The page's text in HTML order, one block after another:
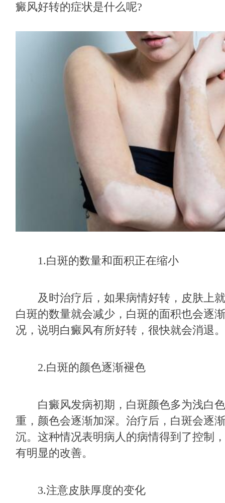
癜风好转的症状是什么呢?
1.白斑的数量和面积正在缩小
及时治疗后，如果病情好转，皮肤上就
白斑的数量就会减少，白斑的面积也会逐
况，说明白癜风有所好转，很快就会消退。
2.白斑的颜色逐渐褪色
白癜风发病初期，白斑颜色多为浅白色
重，颜色会逐渐加深。治疗后，白斑会逐
沉。这种情况表明病人的病情得到了控制
有明显的改善。
3.注意皮肤厚度的变化